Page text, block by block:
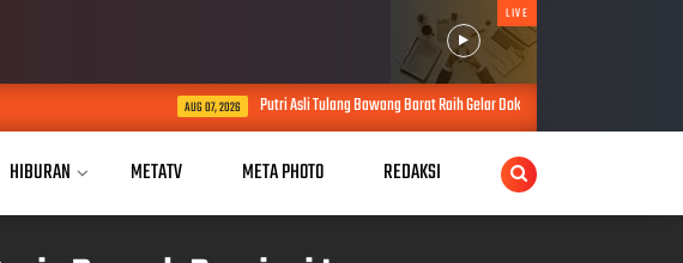
LIVE
Putri Asli Tulang Bawang Barat Raih Gelar Doktor, Usulkan Konsep Pengayaan Tidak Sah Perkuat
HIBURAN METATV META PHOTO REDAKSI